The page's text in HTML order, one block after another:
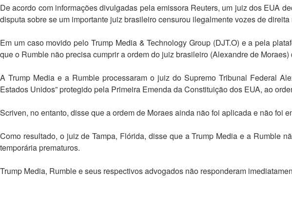
De acordo com informações divulgadas pela emissora Reuters, um juiz dos EUA
disputa sobre se um importante juiz brasileiro censurou ilegalmente vozes de
Em um caso movido pelo Trump Media & Technology Group (DJT.O) e a pela
que o Rumble não precisa cumprir a ordem do juiz brasileiro (Alexandre de
A Trump Media e a Rumble processaram o juiz do Supremo Tribunal Federal
Estados Unidos” protegido pela Primeira Emenda da Constituição dos EUA, ao
Scriven, no entanto, disse que a ordem de Moraes ainda não foi aplicada e não foi
Como resultado, o juiz de Tampa, Flórida, disse que a Trump Media e a Rumble
temporária prematuros.
Trump Media, Rumble e seus respectivos advogados não responderam